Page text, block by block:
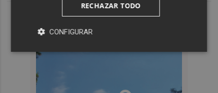
RECHAZAR TODO
CONFIGURAR